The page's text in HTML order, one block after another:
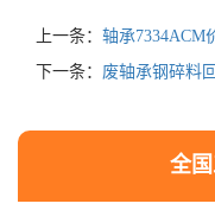
上一条： 轴承7334ACM
下一条： 废轴承钢碎料
全